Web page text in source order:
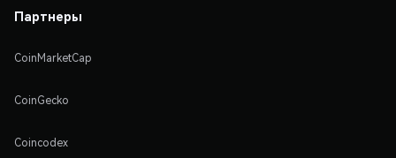
Партнеры
CoinMarketCap
CoinGecko
Coincodex